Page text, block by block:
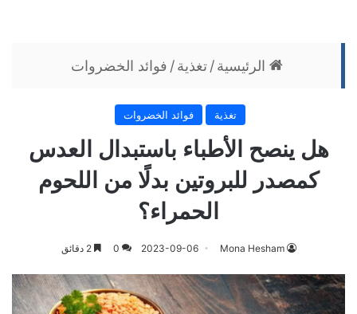
الرئيسية / تغذية / فوائد الخضروات
تغذية فوائد الخضروات
هل ينصح الأطباء باستبدال العدس
كمصدر للبروتين بدلًا من اللحوم
الحمراء؟
Mona Hesham
2023-09-06
0 2 دقائق